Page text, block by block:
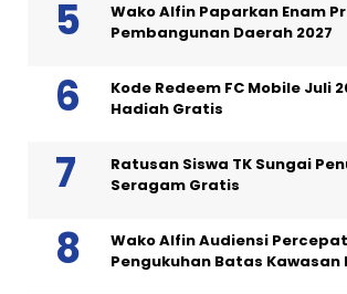
Wako Alfin Paparkan Enam
Pembangunan Daerah 2027
Kode Redeem FC Mobile Juli
Hadiah Gratis
Ratusan Siswa TK Sungai
Seragam Gratis
Wako Alfin Audiensi Percepat
Pengukuhan Batas Kawasan